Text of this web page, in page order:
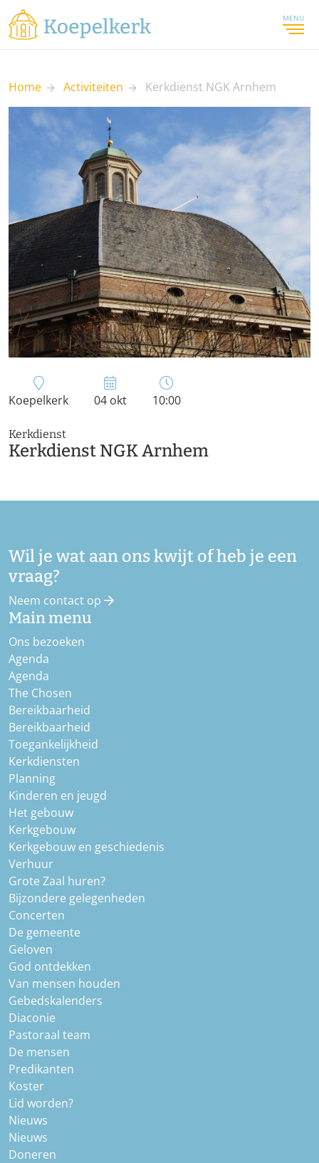
MENU
Home Activiteiten Kerkdienst NGK Arnhem
Koepelkerk 04 okt 10:00
Kerkdienst
Kerkdienst NGK Arnhem
Wil je wat aan ons kwijt of heb je een
vraag?
Neem contact op
Main menu
Ons bezoeken
Agenda
Agenda
The Chosen
Bereikbaarheid
Bereikbaarheid
Toegankelijkheid
Kerkdiensten
Planning
Kinderen en jeugd
Het gebouw
Kerkgebouw
Kerkgebouw en geschiedenis
Verhuur
Grote Zaal huren?
Bijzondere gelegenheden
Concerten
De gemeente
Geloven
God ontdekken
Van mensen houden
Gebedskalenders
Diaconie
Pastoraal team
De mensen
Predikanten
Koster
Lid worden?
Nieuws
Nieuws
Doneren